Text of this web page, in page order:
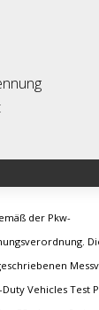
der Pkw-
Vehicles Test